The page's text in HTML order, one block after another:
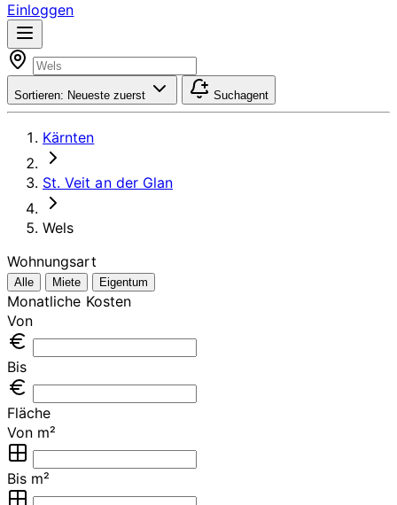
Einloggen
Sortieren: Neueste zuerst Suchagent
Kärnten
St. Veit an der Glan
Wels
Wohnungsart
Alle Miete Eigentum
Monatliche Kosten
Von
Bis
Fläche
Von m²
Bis m²